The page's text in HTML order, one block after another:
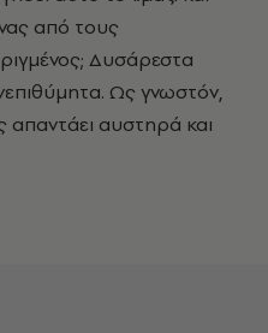
από τους
Δυσάρεστα
Ως γνωστόν,
αυστηρά και